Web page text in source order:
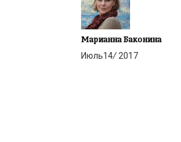
Марианна Баконина
Июль14/ 2017